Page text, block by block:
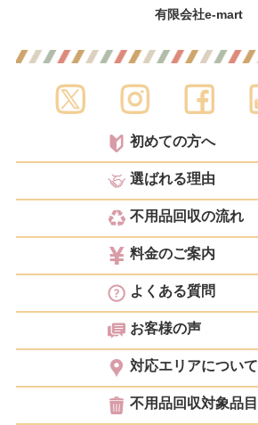
有限会社e-mart
初めての方へ
選ばれる理由
不用品回収の流れ
料金のご案内
よくある質問
お客様の声
対応エリアについて
不用品回収対象品目